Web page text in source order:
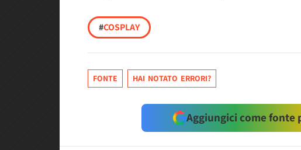
#COSPLAY
FONTE HAI NOTATO ERRORI?
Aggiungici come fonte